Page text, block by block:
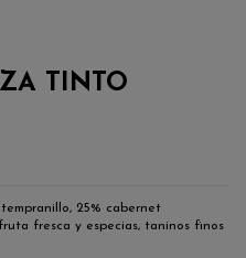
TINTO
25% cabernet
fresca y especias, taninos finos